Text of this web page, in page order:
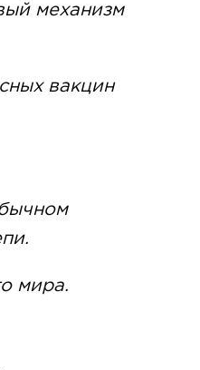
механизм
вакцин
мира.